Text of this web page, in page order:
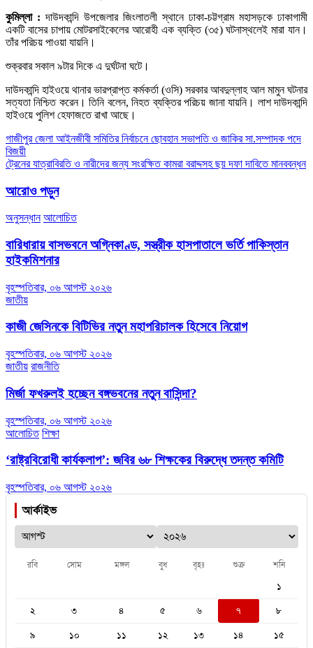
কুমিল্লা : দাউদকান্দি উপজেলার জিংলাতলী স্থানে ঢাকা-চট্টগ্রাম মহাসড়কে ঢাকাগামী
একটি বাসের চাপায় মোটরসাইকেলের আরোহী এক ব্যক্তি (৩৫) ঘটনাস্থলেই মারা যান।
তাঁর পরিচয় পাওয়া যায়নি।
শুক্রবার সকাল ৯টার দিকে এ দুর্ঘটনা ঘটে।
দাউদকান্দি হাইওয়ে থানার ভারপ্রাপ্ত কর্মকর্তা (ওসি) সরকার আবদুল্লাহ আল মামুন ঘটনার
সত্যতা নিশ্চিত করেন। তিনি বলেন, নিহত ব্যক্তির পরিচয় জানা যায়নি। লাশ দাউদকান্দি
হাইওয়ে পুলিশ হেফাজতে রাখা আছে।
Post
navigation
গাজীপুর জেলা আইনজীবী সমিতির নির্বাচনে ছোবহান সভাপতি ও জাকির সা.সম্পাদক পদে
বিজয়ী
ট্রেনের যাত্রাবিরতি ও নারীদের জন্য সংরক্ষিত কামরা বরাদ্দসহ ছয় দফা দাবিতে মানববন্ধন
আরোও পড়ুন
অনুসন্ধান আলোচিত
বারিধারায় বাসভবনে অগ্নিকাণ্ড, সস্ত্রীক হাসপাতালে ভর্তি পাকিস্তান
হাইকমিশনার
বৃহস্পতিবার, ০৬ আগস্ট ২০২৬
জাতীয়
কাজী জেসিনকে বিটিভির নতুন মহাপরিচালক হিসেবে নিয়োগ
বৃহস্পতিবার, ০৬ আগস্ট ২০২৬
জাতীয় রাজনীতি
মির্জা ফখরুলই হচ্ছেন বঙ্গভবনের নতুন বাসিন্দা?
বৃহস্পতিবার, ০৬ আগস্ট ২০২৬
আলোচিত শিক্ষা
‘রাষ্ট্রবিরোধী কার্যকলাপ’: জবির ৬৮ শিক্ষকের বিরুদ্ধে তদন্ত কমিটি
বৃহস্পতিবার, ০৬ আগস্ট ২০২৬
আর্কাইভ
রবি সোম মঙ্গল বুধ বৃহঃ শুক্র শনি
১
২
৩ ৪ ৫ ৬ ৭
৮
৯
১০ ১১ ১২ ১৩ ১৪ ১৫